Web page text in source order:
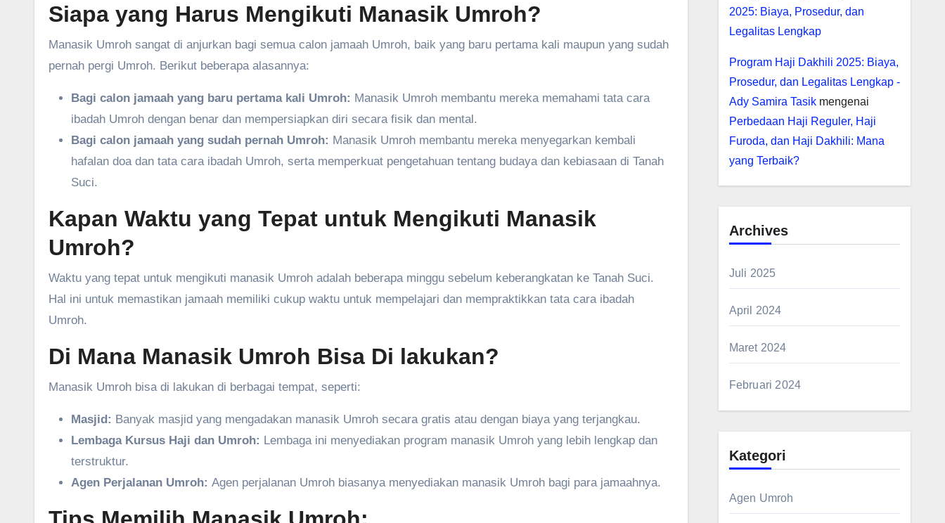
Siapa yang Harus Mengikuti Manasik Umroh?
Manasik Umroh sangat di anjurkan bagi semua calon jamaah Umroh, baik yang baru pertama kali maupun yang sudah
pernah pergi Umroh. Berikut beberapa alasannya:
Bagi calon jamaah yang baru pertama kali Umroh: Manasik Umroh membantu mereka memahami tata cara
ibadah Umroh dengan benar dan mempersiapkan diri secara fisik dan mental.
Bagi calon jamaah yang sudah pernah Umroh: Manasik Umroh membantu mereka menyegarkan kembali
hafalan doa dan tata cara ibadah Umroh, serta memperkuat pengetahuan tentang budaya dan kebiasaan di Tanah
Suci.
Kapan Waktu yang Tepat untuk Mengikuti Manasik
Umroh?
Waktu yang tepat untuk mengikuti manasik Umroh adalah beberapa minggu sebelum keberangkatan ke Tanah Suci.
Hal ini untuk memastikan jamaah memiliki cukup waktu untuk mempelajari dan mempraktikkan tata cara ibadah
Umroh.
Di Mana Manasik Umroh Bisa Di lakukan?
Manasik Umroh bisa di lakukan di berbagai tempat, seperti:
Masjid: Banyak masjid yang mengadakan manasik Umroh secara gratis atau dengan biaya yang terjangkau.
Lembaga Kursus Haji dan Umroh: Lembaga ini menyediakan program manasik Umroh yang lebih lengkap dan
terstruktur.
Agen Perjalanan Umroh: Agen perjalanan Umroh biasanya menyediakan manasik Umroh bagi para jamaahnya.
2025: Biaya, Prosedur, dan
Legalitas Lengkap
Program Haji Dakhili 2025: Biaya,
Prosedur, dan Legalitas Lengkap -
Ady Samira Tasikmengenai
Perbedaan Haji Reguler, Haji
Furoda, dan Haji Dakhili: Mana
yang Terbaik?
Archives
Juli 2025
April 2024
Maret 2024
Februari 2024
Kategori
Agen Umroh